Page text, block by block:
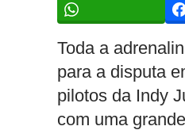
Toda a
para a disputa
pilotos da Indy
com uma